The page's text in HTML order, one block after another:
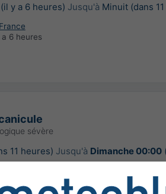
y a 6 heures) Jusqu'à Minuit (dans
a 6 heures
sévère
11 heures) Jusqu'à Dimanche 00:00